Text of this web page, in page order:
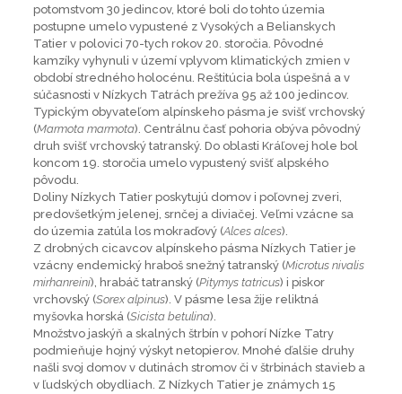
potomstvom 30 jedincov, ktoré boli do tohto územia
postupne umelo vypustené z Vysokých a Belianskych
Tatier v polovici 70-tych rokov 20. storočia. Pôvodné
kamzíky vyhynuli v území vplyvom klimatických zmien v
období stredného holocénu. Reštitúcia bola úspešná a v
súčasnosti v Nízkych Tatrách prežíva 95 až 100 jedincov.
Typickým obyvateľom alpínskeho pásma je svišť vrchovský
(Marmota marmota). Centrálnu časť pohoria obýva pôvodný
druh svišť vrchovský tatranský. Do oblasti Kráľovej hole bol
koncom 19. storočia umelo vypustený svišť alpského
pôvodu.
Doliny Nízkych Tatier poskytujú domov i poľovnej zveri,
predovšetkým jelenej, srnčej a diviačej. Veľmi vzácne sa
do územia zatúla los mokraďový (Alces alces).
Z drobných cicavcov alpínskeho pásma Nízkych Tatier je
vzácny endemický hraboš snežný tatranský (Microtus nivalis
mirhanreini), hrabáč tatranský (Pitymys tatricus) i piskor
vrchovský (Sorex alpinus). V pásme lesa žije reliktná
myšovka horská (Sicista betulina).
Množstvo jaskýň a skalných štrbín v pohorí Nízke Tatry
podmieňuje hojný výskyt netopierov. Mnohé ďalšie druhy
našli svoj domov v dutinách stromov či v štrbinách stavieb a
v ľudských obydliach. Z Nízkych Tatier je známych 15